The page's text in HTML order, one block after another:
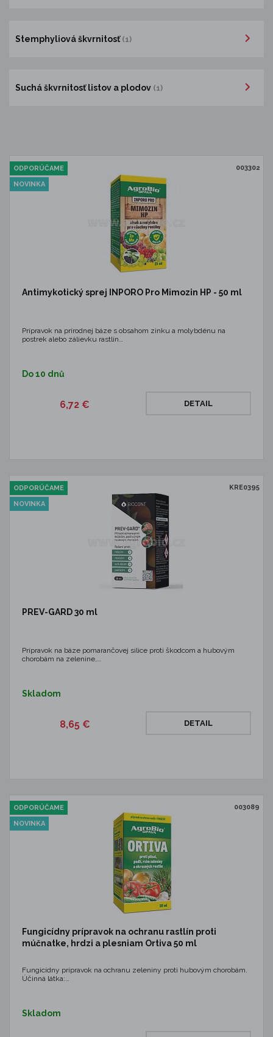
Stemphyliová škvrnitosť (1)
Suchá škvrnitosť listov a plodov (1)
003302
ODPORÚČAME
NOVINKA
Antimykotický sprej INPORO Pro Mimozin HP - 50 ml
Prípravok na prírodnej báze s obsahom zinku a molybdénu na
postrek alebo zálievku rastlín…
Do 10 dnů
6,72 € DETAIL
KRE0395
ODPORÚČAME
NOVINKA
PREV-GARD 30 ml
Prípravok na báze pomarančovej silice proti škodcom a hubovým
chorobám na zelenine,…
Skladom
8,65 € DETAIL
003089
ODPORÚČAME
NOVINKA
Fungicídny prípravok na ochranu rastlín proti
múčnatke, hrdzi a plesniam Ortiva 50 ml
Fungicídny prípravok na ochranu zeleniny proti hubovým chorobám.
Účinná látka:…
Skladom